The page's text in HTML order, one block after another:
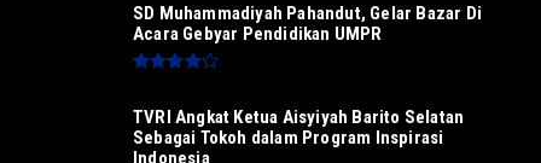
SD Muhammadiyah Pahandut, Gelar Bazar Di
Acara Gebyar Pendidikan UMPR
TVRI Angkat Ketua Aisyiyah Barito Selatan
Sebagai Tokoh dalam Program Inspirasi
Indonesia